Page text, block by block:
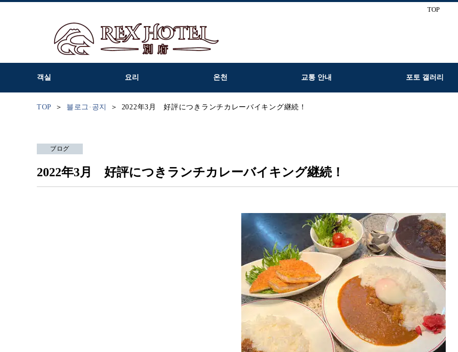
TOP
객실 요리 온천 교통 안내 포토 갤러리
TOP 블로그·공지 2022年3月 好評につきランチカレーバイキング継続！
ブログ
2022年3月 好評につきランチカレーバイキング継続！